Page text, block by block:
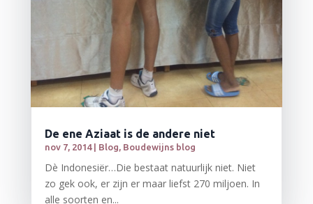
De ene Aziaat is de andere niet
nov 7, 2014| Blog, Boudewijns blog
Dè Indonesiër…Die bestaat natuurlijk niet. Niet
zo gek ook, er zijn er maar liefst 270 miljoen. In
alle soorten en...